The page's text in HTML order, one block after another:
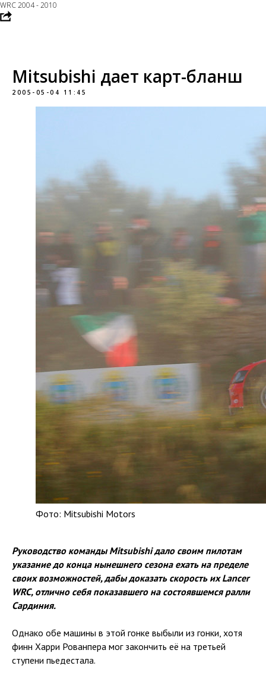
WRC 2004 - 2010
Mitsubishi дает карт-бланш
2005-05-04 11:45
Фото: Mitsubishi Motors
Руководство команды Mitsubishi дало своим пилотам
указание до конца нынешнего сезона ехать на пределе
своих возможностей, дабы доказать скорость их Lancer
WRC, отлично себя показавшего на состоявшемся ралли
Сардиния.
Однако обе машины в этой гонке выбыли из гонки, хотя
финн Харри Рованпера мог закончить её на третьей
ступени пьедестала.